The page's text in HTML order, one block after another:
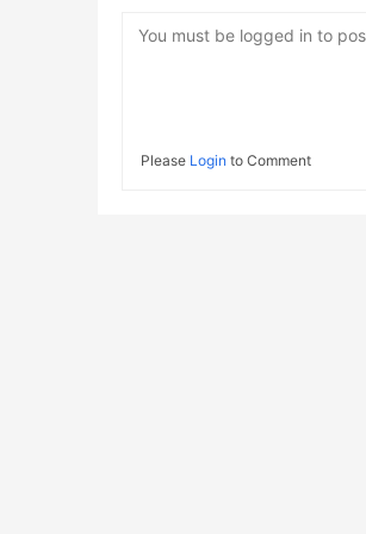
You must be logged in to
Please Login to Comment